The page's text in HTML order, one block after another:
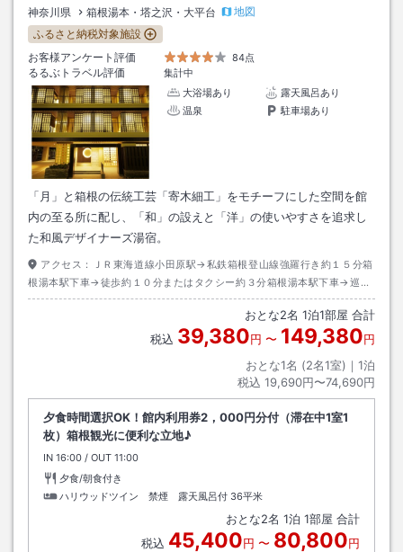
神奈川県 箱根湯本・塔之沢・大平台
地図
ふるさと納税対象施設
お客様アンケート評価
84点
るるぶトラベル評価
集計中
大浴場あり
露天風呂あり
温泉
駐車場あり
「月」と箱根の伝統工芸「寄木細工」をモチーフにした空間を館
内の至る所に配し、「和」の設えと「洋」の使いやすさを追求し
た和風デザイナーズ湯宿。
アクセス：
ＪＲ東海道線小田原駅→私鉄箱根登山線強羅行き約１５分箱
根湯本駅下車→徒歩約１０分またはタクシー約３分箱根湯本駅下車→巡回
バス・滝通り線ホテル南風荘行き（有料：大人（中学生以上）２００円、
おとな2名 1泊1部屋 合計
税込 39,380円 〜 149,380円
おとな1名 (2名1室)｜ 1泊
税込 19,690円〜74,690円
夕食時間選択OK！館内利用券2，000円分付（滞在中1室1
枚）箱根観光に便利な立地♪
IN チェックイン
16:00 / OUT チェックアウト
11:00
夕食/朝食付き
ハリウッドツイン 禁煙 露天風呂付 36平米
おとな2名 1泊 1部屋 合計
税込 45,400円 〜 80,800円